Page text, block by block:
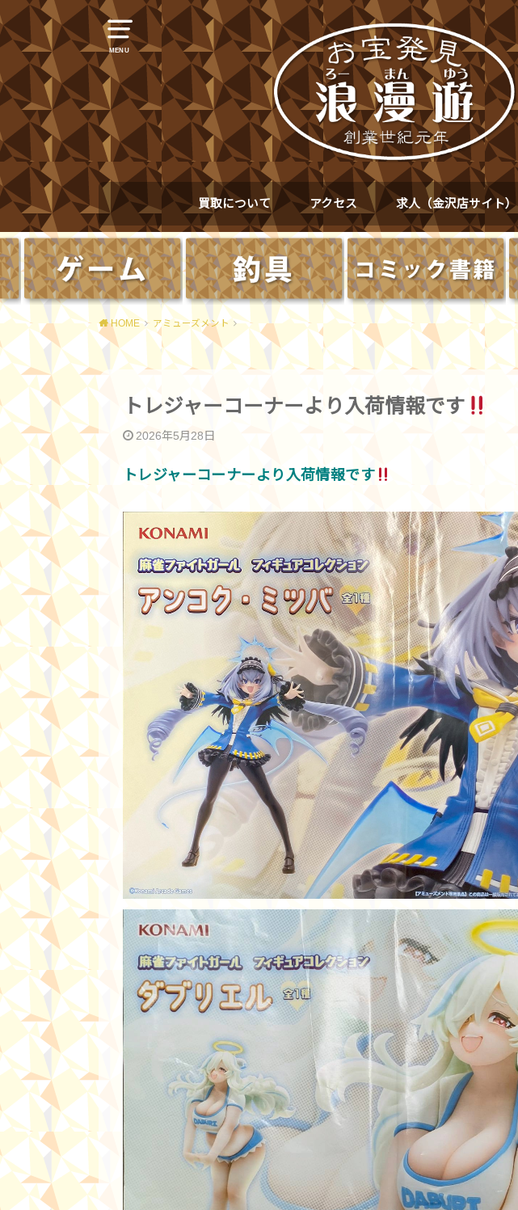
MENU
買取について アクセス 求人（金沢店サイト）
HOME アミューズメント
トレジャーコーナーより入荷情報です︎
2026年5月28日
トレジャーコーナーより入荷情報です︎